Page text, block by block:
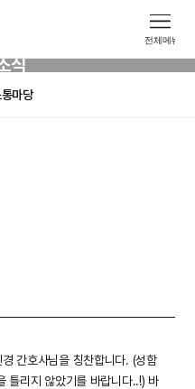
식
마당
간호사님을 칭찬합니다. (성함
틀리지 않았기를 바랍니다..!) 바